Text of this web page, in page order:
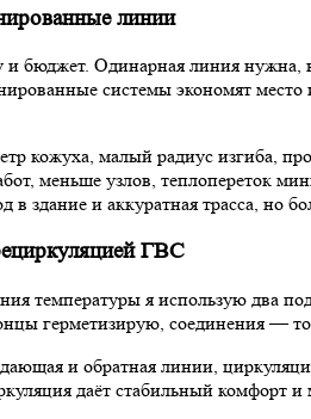
линии
бюджет. Одинарная линия нужна,
системы экономят
кожуха, малый радиус изгиба,
меньше узлов, теплопереток
здание и аккуратная трасса, но
ГВС
температуры я использую
герметизирую, соединения —
и обратная линии,
даёт стабильный комфорт